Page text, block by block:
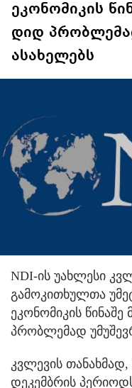
ეკონომიკის
დიდ
ასახელებს
NDI-ის უახლესი
გამოკითხულთა
ეკონომიკის
პრობლემად
კვლევის
დეკემბრის